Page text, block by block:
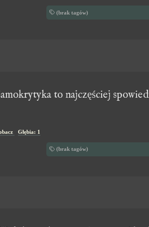
(brak tagów)
to najczęściej
Głębia: 1
(brak tagów)